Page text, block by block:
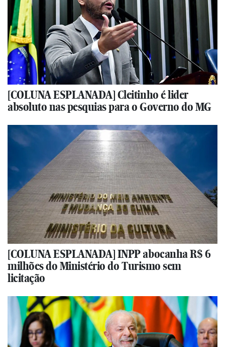
[COLUNA ESPLANADA] Cleitinho é lider
absoluto nas pesquias para o Governo do MG
[COLUNA ESPLANADA] INPP abocanha R$ 6
milhões do Ministério do Turismo sem
licitação